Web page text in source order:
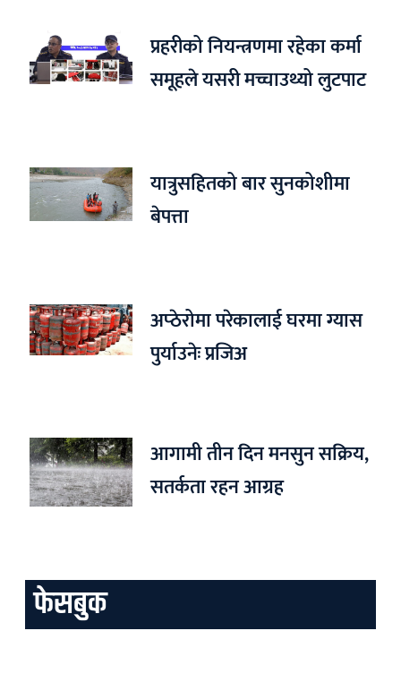
प्रहरीको नियन्त्रणमा रहेका कर्मा
समूहले यसरी मच्चाउथ्यो लुटपाट
यात्रुसहितको बार सुनकोशीमा
बेपत्ता
अप्ठेरोमा परेकालाई घरमा ग्यास
पुर्याउनेः प्रजिअ
आगामी तीन दिन मनसुन सक्रिय,
सतर्कता रहन आग्रह
फेसबुक